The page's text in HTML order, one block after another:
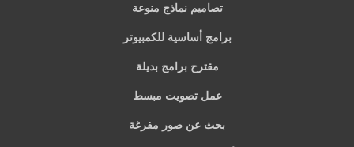
تصاميم نماذج منوعة
برامج أساسية للكمبيوتر
مقترح برامج بديلة
عمل تصويت مبسط
بحث عن صور مفرغة